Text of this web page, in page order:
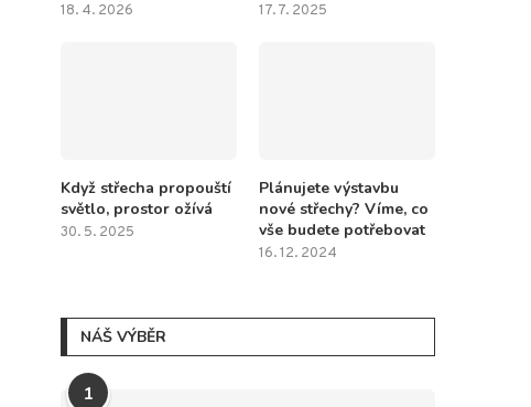
18. 4. 2026 17. 7. 2025
Když střecha propouští
světlo, prostor ožívá
30. 5. 2025
Plánujete výstavbu
nové střechy? Víme, co
vše budete potřebovat
16. 12. 2024
NÁŠ VÝBĚR
1